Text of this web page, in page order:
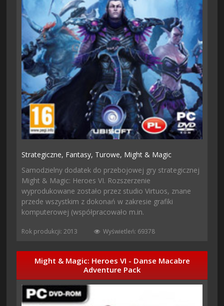
Strategiczne, Fantasy, Turowe, Might & Magic
Samodzielny dodatek do przebojowej gry strategicznej
Might & Magic: Heroes VI. Rozszerzenie
wyprodukowane zostało przez studio Virtuos, znane
przede wszystkim z dokonań w zakresie grafiki
komputerowej (współpracowało m.in.
Rok produkcji: 2013 Wyświetleń: 69378
Might & Magic: Heroes VI - Danse Macabre
Adventure Pack